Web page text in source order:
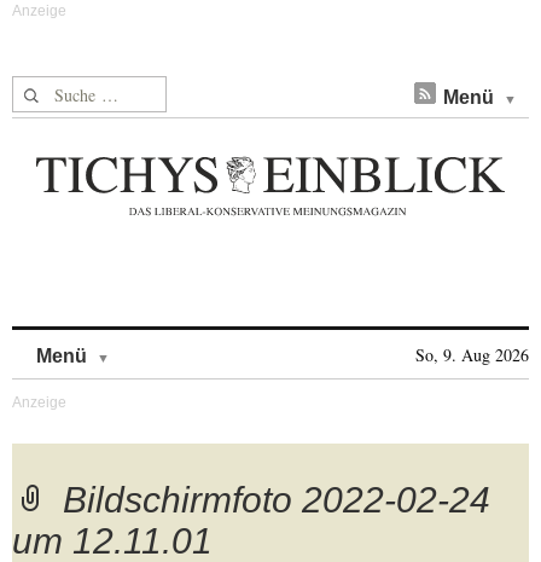
Suche nach: Menü
Menü So, 9. Aug 2026
Bildschirmfoto 2022-02-24
um 12.11.01